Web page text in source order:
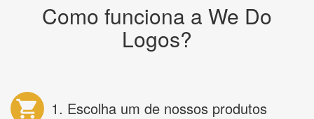
Como funciona a We Do
Logos?
1. Escolha um de nossos produtos